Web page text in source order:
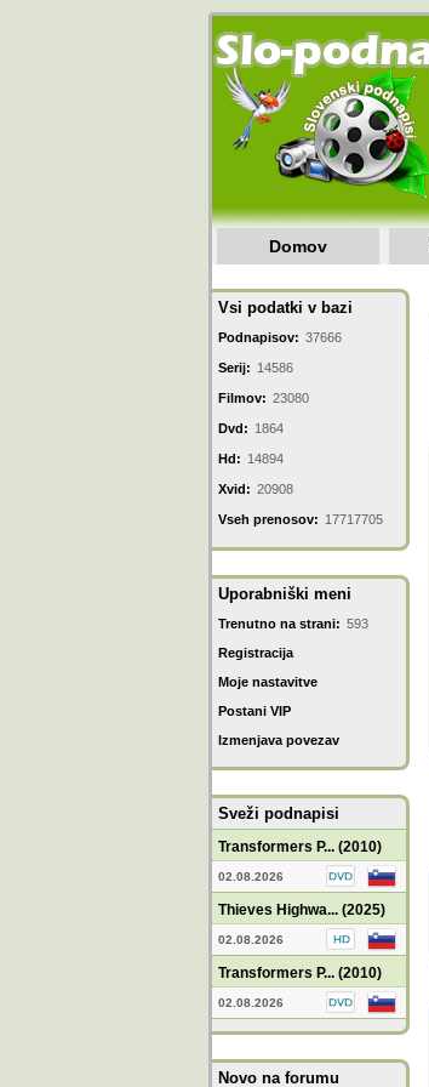
Domov
Vsi podatki v bazi
Podnapisov: 37666
Serij: 14586
Filmov: 23080
Dvd: 1864
Hd: 14894
Xvid: 20908
Vseh prenosov: 17717705
Uporabniški meni
Trenutno na strani: 593
Registracija
Moje nastavitve
Postani VIP
Izmenjava povezav
Sveži podnapisi
Transformers P... (2010)
02.08.2026
Thieves Highwa... (2025)
02.08.2026
Transformers P... (2010)
02.08.2026
Novo na forumu